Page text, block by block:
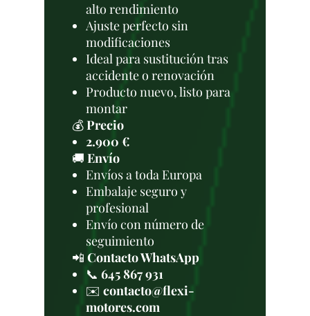
alto rendimiento
Ajuste perfecto sin
modificaciones
Ideal para sustitución tras
accidente o renovación
Producto nuevo, listo para
montar
💰Precio
2.900 €
🚚 Envío
Envíos a toda Europa
Embalaje seguro y
profesional
Envío con número de
seguimiento
📲 Contacto WhatsApp
📞 645 867 931
✉️ contacto@flexi-
motores.com